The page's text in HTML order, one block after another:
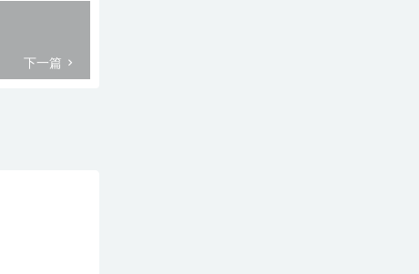
下一篇